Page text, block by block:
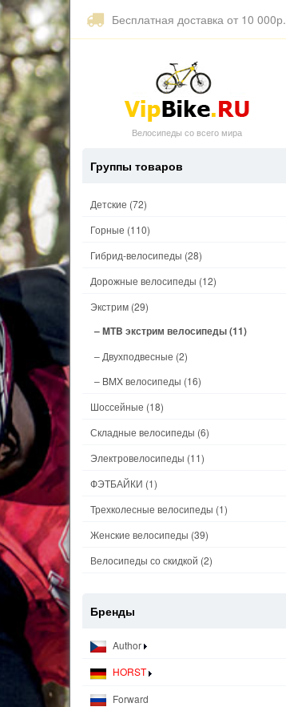
Бесплатная доставка от 10 000р.
Велосипеды со всего мира
Группы товаров
Детские (72)
Горные (110)
Гибрид-велосипеды (28)
Дорожные велосипеды (12)
Экстрим (29)
– MTB экстрим велосипеды(11)
– Двухподвесные (2)
– BMX велосипеды (16)
Шоссейные (18)
Складные велосипеды (6)
Электровелосипеды (11)
ФЭТБАЙКИ (1)
Трехколесные велосипеды (1)
Женские велосипеды (39)
Велосипеды со скидкой (2)
Бренды
Author
HORST
Forward